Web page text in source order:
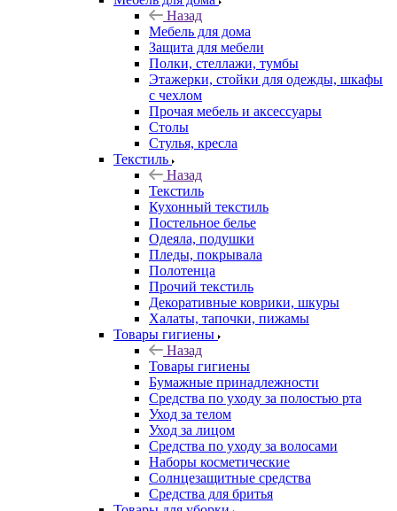
Назад
Мебель для дома
Защита для мебели
Полки, стеллажи, тумбы
Этажерки, стойки для одежды, шкафы
с чехлом
Прочая мебель и аксессуары
Столы
Стулья, кресла
Текстиль
Назад
Текстиль
Кухонный текстиль
Постельное белье
Одеяла, подушки
Пледы, покрывала
Полотенца
Прочий текстиль
Декоративные коврики, шкуры
Халаты, тапочки, пижамы
Товары гигиены
Назад
Товары гигиены
Бумажные принадлежности
Средства по уходу за полостью рта
Уход за телом
Уход за лицом
Средства по уходу за волосами
Наборы косметические
Солнцезащитные средства
Средства для бритья